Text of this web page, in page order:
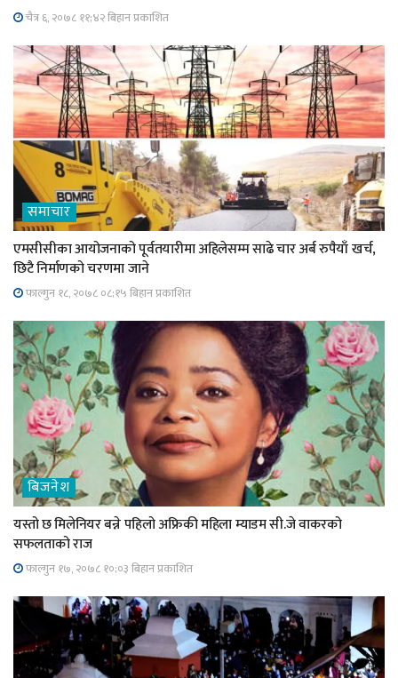
चैत्र ६, २०७८ ११;४२ बिहान प्रकाशित
समाचार
एमसीसीका आयोजनाको पूर्वतयारीमा अहिलेसम्म साढे चार अर्ब रुपैयाँ खर्च,
छिटै निर्माणको चरणमा जाने
फाल्गुन १८, २०७८ ०८;१५ बिहान प्रकाशित
बिजनेश
यस्तो छ मिलेनियर बन्ने पहिलो अफ्रिकी महिला म्याडम सी.जे वाकरको
सफलताको राज
फाल्गुन १७, २०७८ १०;०३ बिहान प्रकाशित